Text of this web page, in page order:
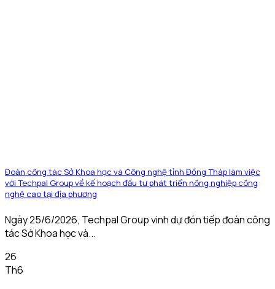
Đoàn công tác Sở Khoa học và Công nghệ tỉnh Đồng Tháp làm việc
với Techpal Group về kế hoạch đầu tư phát triển nông nghiệp công
nghệ cao tại địa phương
Ngày 25/6/2026, Techpal Group vinh dự đón tiếp đoàn công
tác Sở Khoa học và...
26
Th6